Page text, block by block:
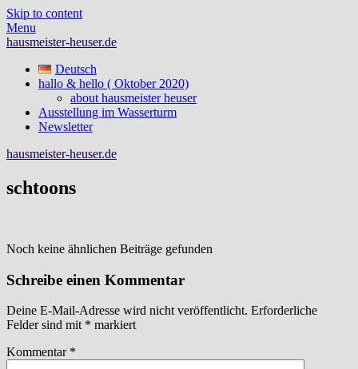
Skip to content
Menu
hausmeister-heuser.de
Deutsch
hallo & hello ( Oktober 2020)
about hausmeister heuser
Ausstellung im Wasserturm
Newsletter
hausmeister-heuser.de
schtoons
Noch keine ähnlichen Beiträge gefunden
Schreibe einen Kommentar
Deine E-Mail-Adresse wird nicht veröffentlicht. Erforderliche
Felder sind mit * markiert
Kommentar *